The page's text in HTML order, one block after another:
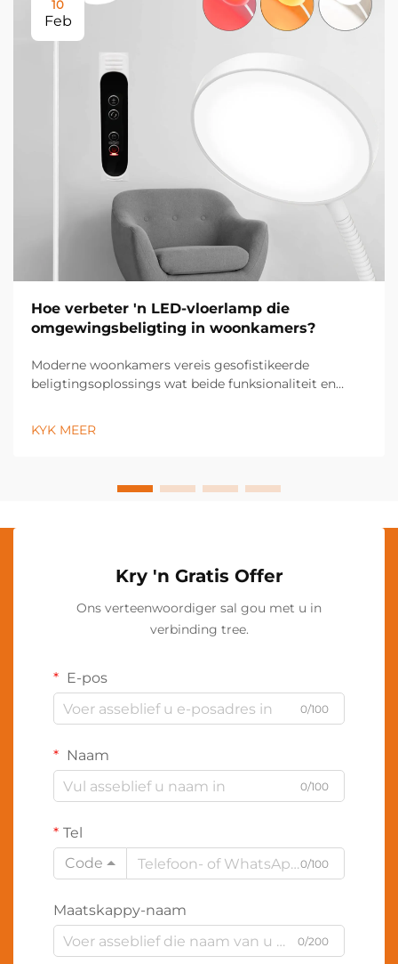
10
Feb
Hoe verbeter 'n LED-vloerlamp die
omgewingsbeligting in woonkamers?
Moderne woonkamers vereis gesofistikeerde
beligtingsoplossings wat beide funksionaliteit en
atmosfeer van enige ruimte deur sy energie-
KYK MEER
Kry 'n Gratis Offer
Ons verteenwoordiger sal gou met u in
verbinding tree.
E-pos
0/100
Naam
0/100
Tel
Code
0/100
Maatskappy-naam
0/200